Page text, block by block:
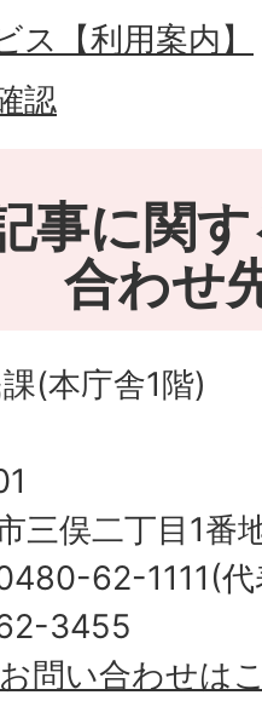
ス【利用案内】
認
事に関
合わせ
(本庁舎1階)
三俣二丁目1番
62-1111(
3455
問い合わせは